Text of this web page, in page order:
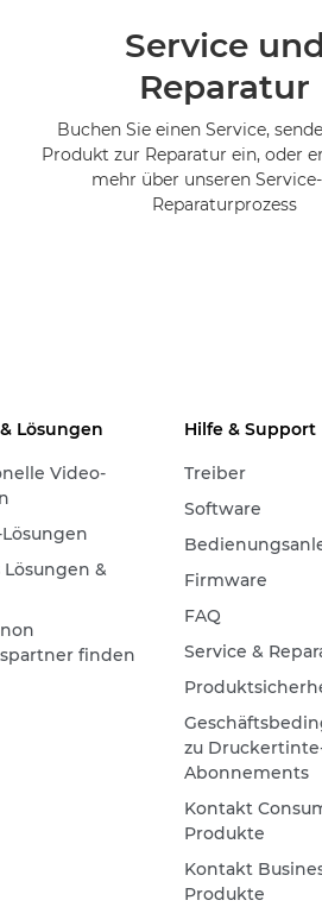
Service und
Reparatur
Buchen Sie einen Service,
Produkt zur Reparatur ein, oder
mehr über unseren
Reparaturprozess
Lösungen
Video-
Lösungen &
finden
Hilfe & Support
Treiber
Software
Firmware
FAQ
Service &
zu
Abonnements
Kontakt
Produkte
Kontakt
Produkte